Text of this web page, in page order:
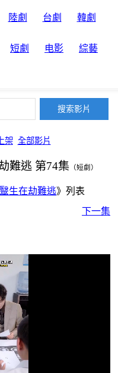
陸劇 台劇 韓劇
短劇 电影 綜藝
架 全部影片
難逃 第74集 （短劇）
生在劫難逃》列表
下一集